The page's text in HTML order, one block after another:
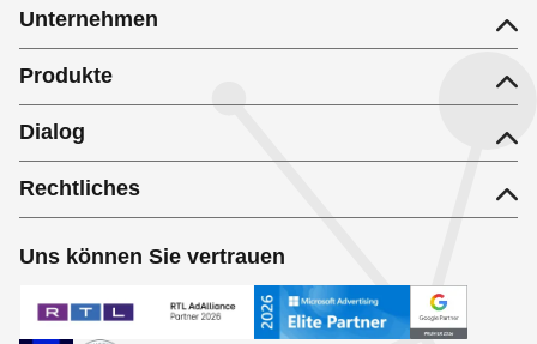
Unternehmen
Produkte
Dialog
Rechtliches
Uns können Sie vertrauen